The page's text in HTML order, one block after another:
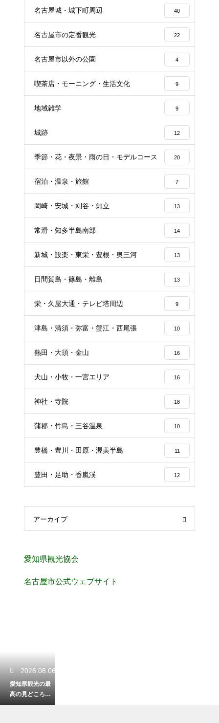
名古屋城・城下町周辺 40
名古屋市の定番観光 22
名古屋市以外の公園 4
喫茶店・モーニング・生活文化 9
地域雑学 9
城跡 12
季節・花・夜景・雨の日・モデルコース 20
宿泊・温泉・旅館 7
岡崎・安城・刈谷・知立 13
常滑・知多半島南部 14
新城・設楽・東栄・豊根・奥三河 13
日間賀島・篠島・離島 13
栄・久屋大通・テレビ塔周辺 9
津島・清須・弥富・蟹江・西尾張 10
熱田・大須・金山 16
犬山・小牧・一宮エリア 16
神社・寺院 18
蒲郡・竹島・三谷温泉 10
豊橋・豊川・田原・渥美半島 11
豊田・足助・香嵐渓 12
アーカイブ
愛知県観光協会
名古屋市公式ウェブサイト
2026.08.06
愛知県観光の最
高の見どころを
徹底解説！旅が